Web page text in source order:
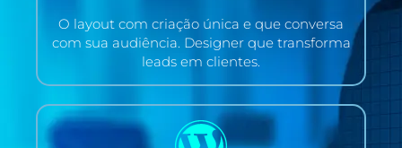
O layout com criação única e que conversa
com sua audiência. Designer que transforma
leads em clientes.